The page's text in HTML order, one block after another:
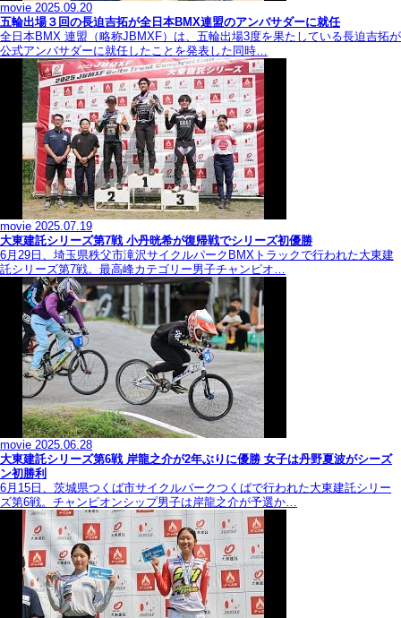
movie 2025.09.20
五輪出場３回の長迫吉拓が全日本BMX連盟のアンバサダーに就任
全日本BMX 連盟（略称JBMXF）は、五輪出場3度を果たしている長迫吉拓が
公式アンバサダーに就任したことを発表した同時…
movie 2025.07.19
大東建託シリーズ第7戦 ⼩丹晄希が復帰戦でシリーズ初優勝
6月29日、埼玉県秩父市滝沢サイクルパークBMXトラックで行われた大東建
託シリーズ第7戦。最高峰カテゴリー男子チャンピオ…
movie 2025.06.28
大東建託シリーズ第6戦 岸龍之介が2年ぶりに優勝 女子は丹野夏波がシーズ
ン初勝利
6月15日、茨城県つくば市サイクルパークつくばで行われた大東建託シリー
ズ第6戦。チャンピオンシップ男子は岸龍之介が予選か…